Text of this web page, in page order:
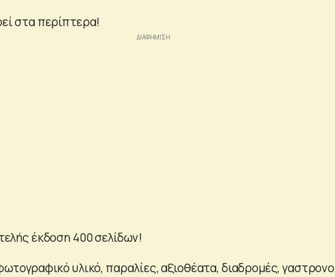
στα περίπτερα!
έκδοση 400 σελίδων!
υλικό, παραλίες, αξιοθέατα, διαδρομές,